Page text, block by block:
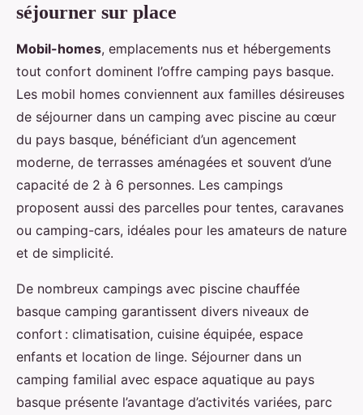
séjourner sur place
Mobil-homes, emplacements nus et hébergements
tout confort dominent l’offre camping pays basque.
Les mobil homes conviennent aux familles désireuses
de séjourner dans un camping avec piscine au cœur
du pays basque, bénéficiant d’un agencement
moderne, de terrasses aménagées et souvent d’une
capacité de 2 à 6 personnes. Les campings
proposent aussi des parcelles pour tentes, caravanes
ou camping-cars, idéales pour les amateurs de nature
et de simplicité.
De nombreux campings avec piscine chauffée
basque camping garantissent divers niveaux de
confort : climatisation, cuisine équipée, espace
enfants et location de linge. Séjourner dans un
camping familial avec espace aquatique au pays
basque présente l’avantage d’activités variées, parc